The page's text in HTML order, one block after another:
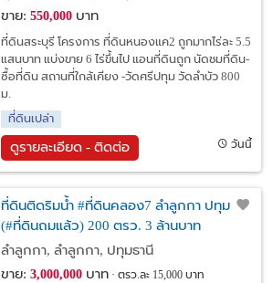
ขาย: 550,000บาท
ที่ดินสระบุรี โครงการ ที่ดินหนองแค2 ถูกมากไร่ละ 5.5
แสนบาท แบ่งขาย 6 ไร่ขึ้นไป แอนที่ดินถูก นัดชมที่ดิน-
ซื้อที่ดิน สถานที่ใกล้เคียง -วัดศรีปทุม วัดลำบัว 800
ม.
ที่ดินเปล่า
ดูรายละเอียด - ติดต่อ วันนี้
ที่ดินติดริมน้ำ #ที่ดินคลอง7 ลำลูกกา ปทุมธานี
(#ที่ดินถมแล้ว) 200 ตรว. 3 ล้านบาท
ลำลูกกา, ลำลูกกา, ปทุมธานี
ขาย: 3,000,000บาท ตรว.ละ 15,000 บาท